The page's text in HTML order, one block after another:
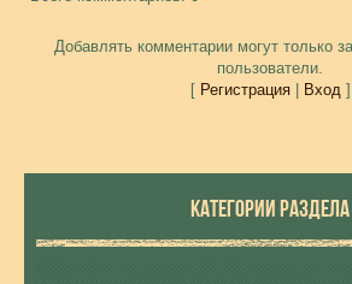
Добавлять комментарии могут только
пользователи.
[ Регистрация| Вход]
КАТЕГОРИИ РАЗДЕЛА